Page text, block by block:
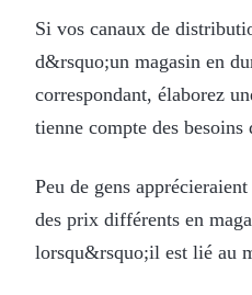
Si vos canaux de
d&rsquo;un magasin en
correspondant, élaborez
tienne compte des besoins
Peu de gens
des prix différents en
lorsqu&rsquo;il est lié au